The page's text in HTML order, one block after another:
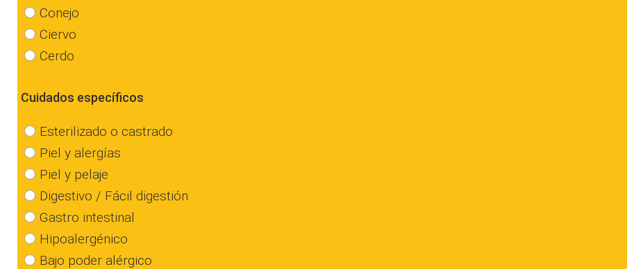
Conejo
Ciervo
Cerdo
Cuidados específicos
Esterilizado o castrado
Piel y alergías
Piel y pelaje
Digestivo / Fácil digestión
Gastro intestinal
Hipoalergénico
Bajo poder alérgico